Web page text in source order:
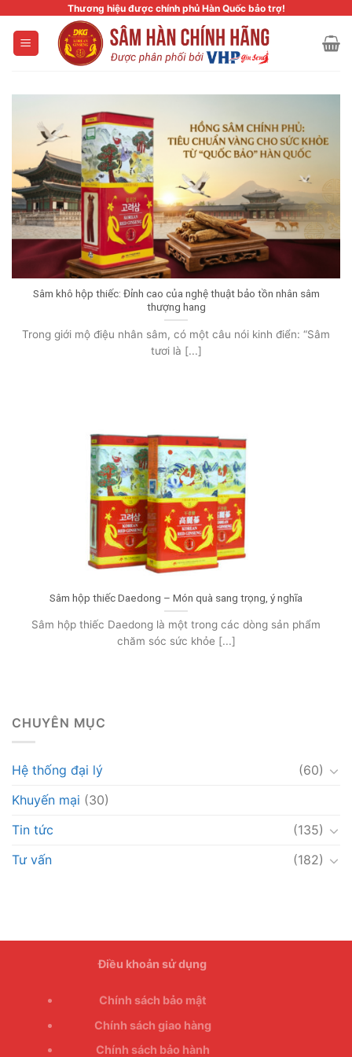
content
Thương hiệu được chính phủ Hàn Quốc bảo trợ!
Sâm khô hộp thiếc: Đỉnh cao của nghệ thuật bảo tồn nhân sâm
thượng hang
Trong giới mộ điệu nhân sâm, có một câu nói kinh điển: “Sâm
tươi là [...]
Sâm hộp thiếc Daedong – Món quà sang trọng, ý nghĩa
Sâm hộp thiếc Daedong là một trong các dòng sản phẩm
chăm sóc sức khỏe [...]
CHUYÊN MỤC
Hệ thống đại lý
(60)
Khuyến mại (30)
Tin tức
(135)
Tư vấn
(182)
Điều khoản sử dụng
Chính sách bảo mật
Chính sách giao hàng
Chính sách bảo hành